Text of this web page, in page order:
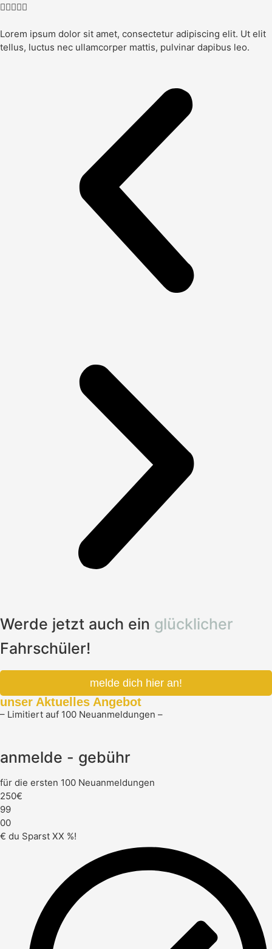

Lorem ipsum dolor sit amet, consectetur adipiscing elit. Ut elit
tellus, luctus nec ullamcorper mattis, pulvinar dapibus leo.
Werde jetzt auch ein glücklicher
Fahrschüler!
melde dich hier an!
unser Aktuelles Angebot
– Limitiert auf 100 Neuanmeldungen –
anmelde - gebühr
für die ersten 100 Neuanmeldungen
250€
99
00
€ du Sparst XX %!